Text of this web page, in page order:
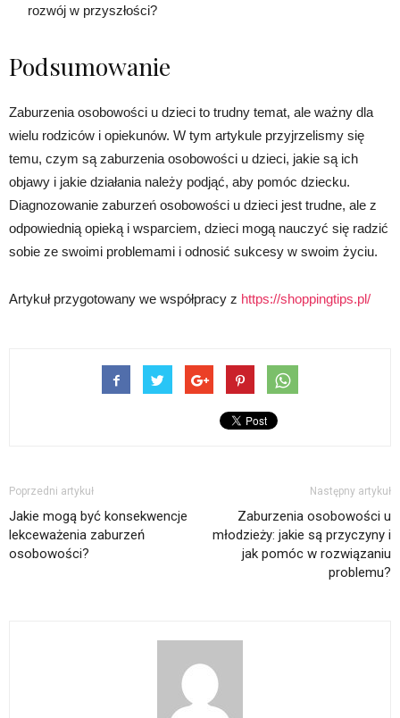
rozwój w przyszłości?
Podsumowanie
Zaburzenia osobowości u dzieci to trudny temat, ale ważny dla
wielu rodziców i opiekunów. W tym artykule przyjrzelismy się
temu, czym są zaburzenia osobowości u dzieci, jakie są ich
objawy i jakie działania należy podjąć, aby pomóc dziecku.
Diagnozowanie zaburzeń osobowości u dzieci jest trudne, ale z
odpowiednią opieką i wsparciem, dzieci mogą nauczyć się radzić
sobie ze swoimi problemami i odnosić sukcesy w swoim życiu.
Artykuł przygotowany we współpracy z https://shoppingtips.pl/
Poprzedni artykuł
Jakie mogą być konsekwencje
lekceważenia zaburzeń
osobowości?
Następny artykuł
Zaburzenia osobowości u
młodzieży: jakie są przyczyny i
jak pomóc w rozwiązaniu
problemu?